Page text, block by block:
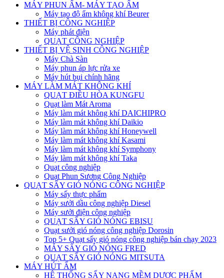
MÁY PHUN ẨM- MÁY TẠO ẨM
Máy tạo độ ẩm không khí Beurer
THIẾT BỊ CÔNG NGHIỆP
Máy phát điện
QUẠT CÔNG NGHIỆP
THIẾT BỊ VỆ SINH CÔNG NGHIỆP
Máy Chà Sàn
Máy phun áp lực rửa xe
Máy hút bụi chính hãng
MÁY LÀM MÁT KHÔNG KHÍ
QUẠT ĐIỀU HÒA KUNGFU
Quạt làm Mát Aroma
Máy làm mát không khí DAICHIPRO
Máy làm mát không khí Daikio
Máy làm mát không khí Honeywell
Máy làm mát không khí Kasami
Máy làm mát không khí Symphony
Máy làm mát không khí Taka
Quạt công nghiệp
Quạt Phun Sương Công Nghiệp
QUẠT SẤY GIÓ NÓNG CÔNG NGHIỆP
Máy sấy thực phẩm
Máy sưởi dầu công nghiệp Diesel
Máy sưởi điện công nghiệp
QUẠT SẤY GIÓ NÓNG EBISU
Quạt sưởi gió nóng công nghiệp Dorosin
Top 5+ Quạt sấy gió nóng công nghiệp bán chạy 2023
MÁY SẤY GIÓ NÓNG FRED
QUẠT SẤY GIÓ NÓNG MITSUTA
MÁY HÚT ẨM
HỆ THỐNG SẤY NANG MỀM DƯỢC PHẨM